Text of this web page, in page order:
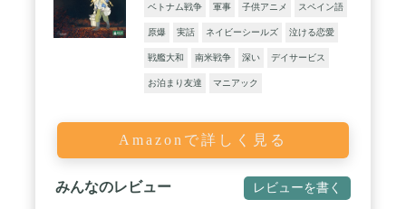
ベトナム戦争 軍事 子供アニメ スペイン語
原爆 実話 ネイビーシールズ 泣ける恋愛
戦艦大和 南米戦争 深い デイサービス
お泊まり友達 マニアック
Amazonで詳しく見る
みんなのレビュー レビューを書く